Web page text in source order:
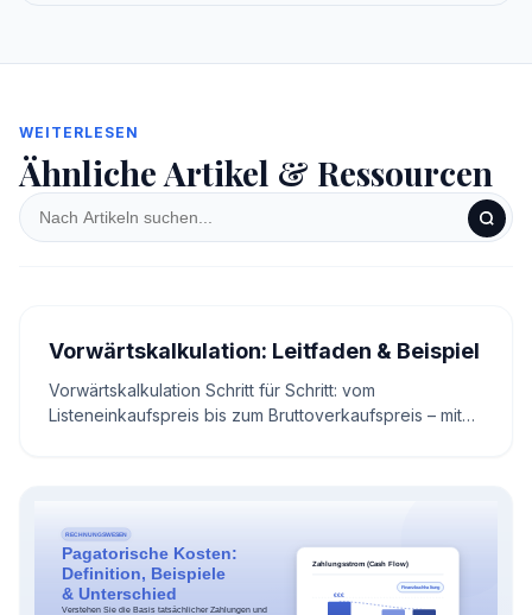
WEITERLESEN
Ähnliche Artikel & Ressourcen
Vorwärtskalkulation: Leitfaden & Beispiel
Vorwärtskalkulation Schritt für Schritt: vom
Listeneinkaufspreis bis zum Bruttoverkaufspreis – mit